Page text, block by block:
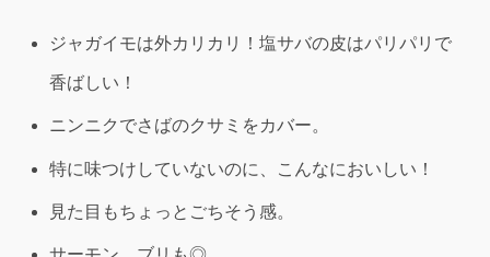
ジャガイモは外カリカリ！塩サバの皮はパリパリで
香ばしい！
ニンニクでさばのクサミをカバー。
特に味つけしていないのに、こんなにおいしい！
見た目もちょっとごちそう感。